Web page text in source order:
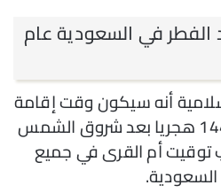
في السعودية عام
أنه سيكون وقت إقامة
صلاة عيد الفطر لعام 1445 هجريا بعد شروق الشمس
توقيت أم القرى في جميع